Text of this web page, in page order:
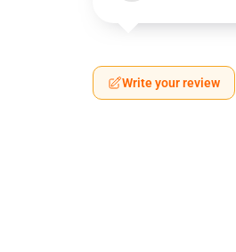
Write your review